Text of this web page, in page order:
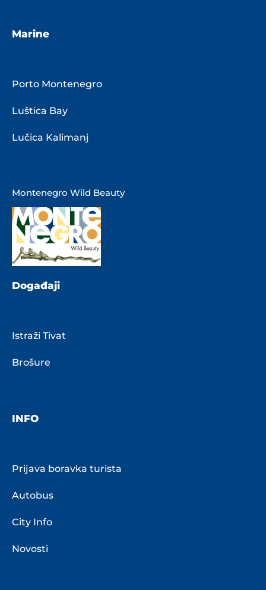
Marine
Porto Montenegro
Luštica Bay
Lučica Kalimanj
Montenegro Wild Beauty
Događaji
Istraži Tivat
Brošure
INFO
Prijava boravka turista
Autobus
City Info
Novosti